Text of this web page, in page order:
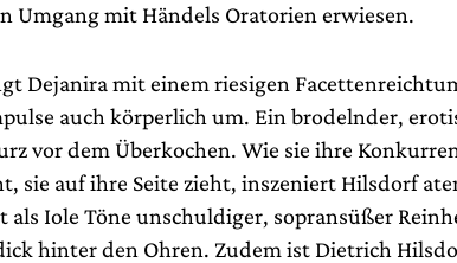
Umgang mit Händels Oratorien erwiesen.
Dejanira mit einem riesigen
auch körperlich um. Ein brodelnder,
vor dem Überkochen. Wie sie ihre
sie auf ihre Seite zieht, inszeniert Hilsdorf
Iole Töne unschuldiger, sopransüßer
hinter den Ohren. Zudem ist Dietrich